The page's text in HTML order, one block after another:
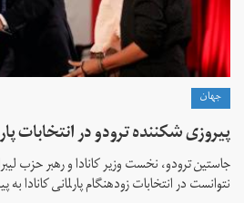
جهان
پیروزی شکننده ترودو در انتخابات
جاستین ترودو، نخست وزیر کانادا و رهبر حزب
نتوانست در انتخابات زود‌هنگام پارلمانی کانادا